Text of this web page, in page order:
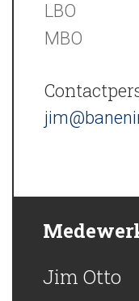
LBO
MBO
Jim Otto